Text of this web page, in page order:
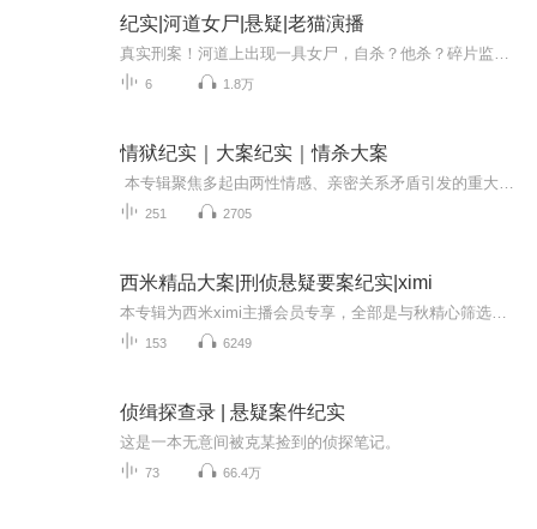
纪实|河道女尸|悬疑|老猫演播
6 1.8万
情狱纪实｜大案纪实｜情杀大案
251 2705
西米精品大案|刑侦悬疑要案纪实|ximi
153 6249
侦缉探查录 | 悬疑案件纪实
这是一本无意间被克某捡到的侦探笔记。
73 66.4万